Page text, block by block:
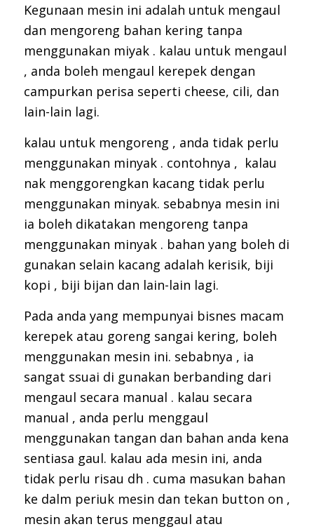
Kegunaan mesin ini adalah untuk mengaul
dan mengoreng bahan kering tanpa
menggunakan miyak . kalau untuk mengaul
, anda boleh mengaul kerepek dengan
campurkan perisa seperti cheese, cili, dan
lain-lain lagi.
kalau untuk mengoreng , anda tidak perlu
menggunakan minyak . contohnya , kalau
nak menggorengkan kacang tidak perlu
menggunakan minyak. sebabnya mesin ini
ia boleh dikatakan mengoreng tanpa
menggunakan minyak . bahan yang boleh di
gunakan selain kacang adalah kerisik, biji
kopi , biji bijan dan lain-lain lagi.
Pada anda yang mempunyai bisnes macam
kerepek atau goreng sangai kering, boleh
menggunakan mesin ini. sebabnya , ia
sangat ssuai di gunakan berbanding dari
mengaul secara manual . kalau secara
manual , anda perlu menggaul
menggunakan tangan dan bahan anda kena
sentiasa gaul. kalau ada mesin ini, anda
tidak perlu risau dh . cuma masukan bahan
ke dalm periuk mesin dan tekan button on ,
mesin akan terus menggaul atau